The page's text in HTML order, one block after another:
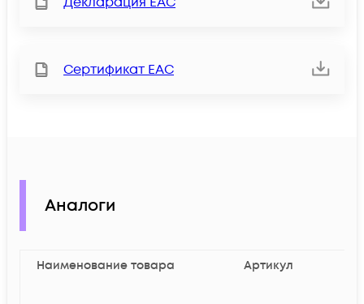
Сертификат ЕАС
Аналоги
Наименование товара Артикул